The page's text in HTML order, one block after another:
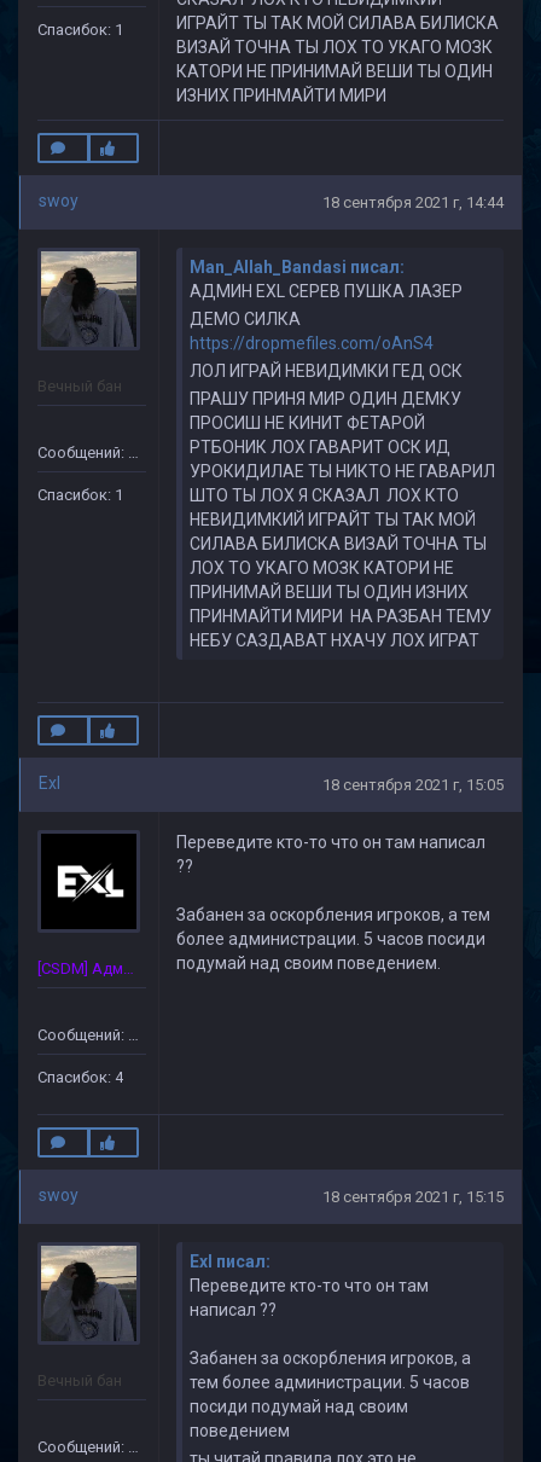
Спасибок: 1
ИГРАЙТ ТЫ ТАК МОЙ СИЛАВА БИЛИСКА
ВИЗАЙ ТОЧНА ТЫ ЛОХ ТО УКАГО МОЗК
КАТОРИ НЕ ПРИНИМАЙ ВЕШИ ТЫ ОДИН
ИЗНИХ ПРИНМАЙТИ МИРИ
swoy 18 сентября 2021 г, 14:44
Вечный бан
Сообщений: 69
Спасибок: 1
Man_Allаh_Bandasi писал:
АДМИН EXL СЕРЕВ ПУШКА ЛАЗЕР
ДЕМО СИЛКА
https://dropmefiles.com/oAnS4
ЛОЛ ИГРАЙ НЕВИДИМКИ ГЕД ОСК
ПРАШУ ПРИНЯ МИР ОДИН ДЕМКУ
ПРОСИШ НЕ КИНИТ ФЕТАРОЙ
РТБОНИК ЛОХ ГАВАРИТ ОСК ИД
УРОКИДИЛАЕ ТЫ НИКТО НЕ ГАВАРИЛ
ШТО ТЫ ЛОХ Я СКАЗАЛ ЛОХ КТО
НЕВИДИМКИЙ ИГРАЙТ ТЫ ТАК МОЙ
СИЛАВА БИЛИСКА ВИЗАЙ ТОЧНА ТЫ
ЛОХ ТО УКАГО МОЗК КАТОРИ НЕ
ПРИНИМАЙ ВЕШИ ТЫ ОДИН ИЗНИХ
ПРИНМАЙТИ МИРИ НА РАЗБАН ТЕМУ
НЕБУ САЗДАВАТ НХАЧУ ЛОХ ИГРАТ
Exl 18 сентября 2021 г, 15:05
[CSDM] Администратор
Сообщений: 33
Спасибок: 4
Переведите кто-то что он там написал
??
Забанен за оскорбления игроков, а тем
более администрации. 5 часов посиди
подумай над своим поведением.
swoy 18 сентября 2021 г, 15:15
Вечный бан
Сообщений: 69
Exl писал:
Переведите кто-то что он там
написал ??
Забанен за оскорбления игроков, а
тем более администрации. 5 часов
посиди подумай над своим
поведением